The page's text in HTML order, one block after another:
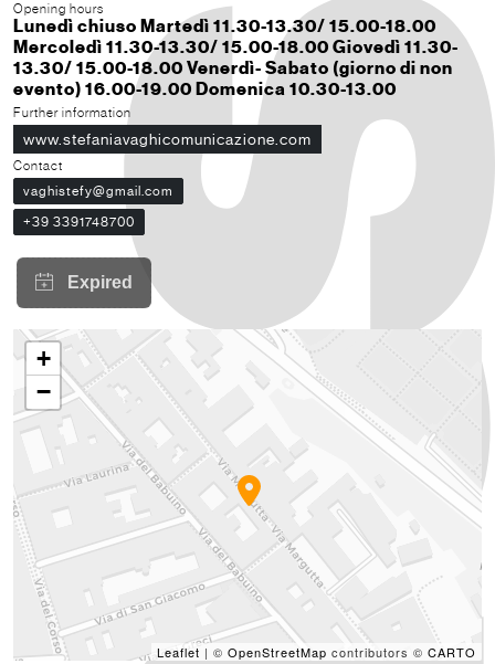
Opening hours
Lunedì chiuso Martedì 11.30-13.30/ 15.00-18.00
Mercoledì 11.30-13.30/ 15.00-18.00 Giovedì 11.30-
13.30/ 15.00-18.00 Venerdì- Sabato (giorno di non
evento) 16.00-19.00 Domenica 10.30-13.00
Further information
www.stefaniavaghicomunicazione.com
Contact
vaghistefy@gmail.com
+39 3391748700
+
−
Leaflet | © OpenStreetMap contributors © CARTO